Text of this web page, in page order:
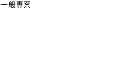
一般專案